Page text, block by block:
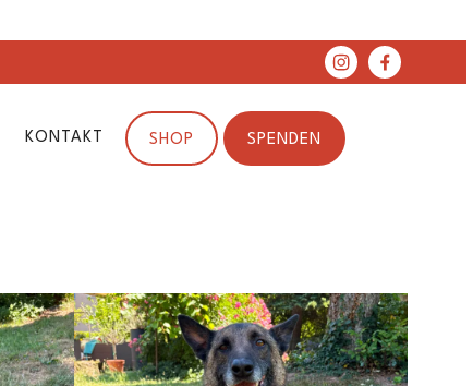
KONTAKT SHOP SPENDEN